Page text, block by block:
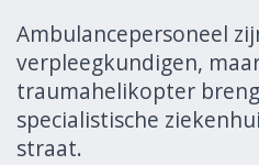
Ambulancepersoneel
verpleegkundigen,
traumahelikopter
specialistische
straat.